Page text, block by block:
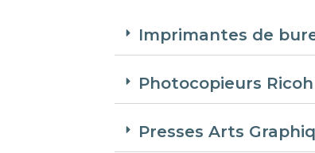
Imprimantes de
Photocopieurs
Presses Arts